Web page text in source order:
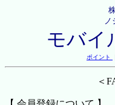
ノ
モバイ
ポイント
＜